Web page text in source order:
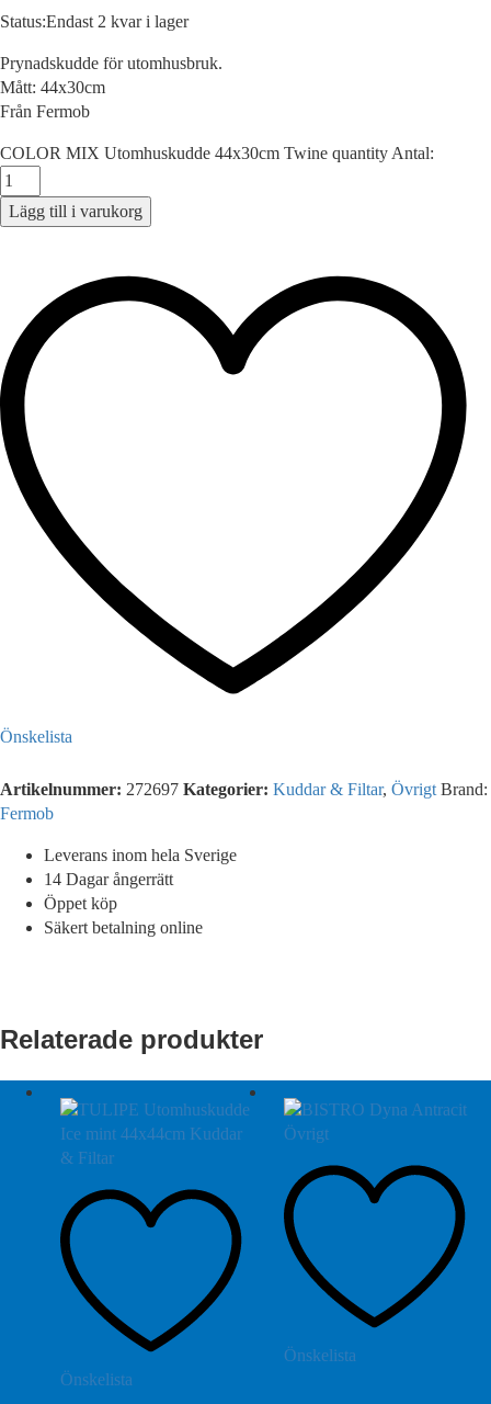
Status:Endast 2 kvar i lager
Prynadskudde för utomhusbruk.
Mått: 44x30cm
Från Fermob
COLOR MIX Utomhuskudde 44x30cm Twine quantity Antal:
Lägg till i varukorg
Önskelista
Artikelnummer: 272697 Kategorier: Kuddar & Filtar, Övrigt Brand:
Fermob
Leverans inom hela Sverige
14 Dagar ångerrätt
Öppet köp
Säkert betalning online
Relaterade produkter
Önskelista
Önskelista